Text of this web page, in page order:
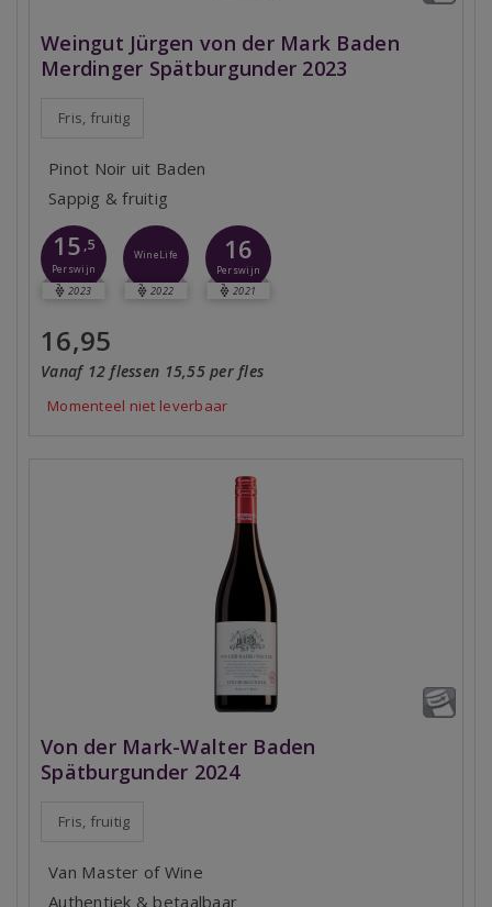
Weingut Jürgen von der Mark Baden
Merdinger Spätburgunder 2023
Fris, fruitig
Pinot Noir uit Baden
Sappig & fruitig
15,5
Perswijn
2023
WineLife
2022
16
Perswijn
2021
16,95
Vanaf 12 flessen 15,55 per fles
Momenteel niet leverbaar
Von der Mark-Walter Baden
Spätburgunder 2024
Fris, fruitig
Van Master of Wine
Authentiek & betaalbaar